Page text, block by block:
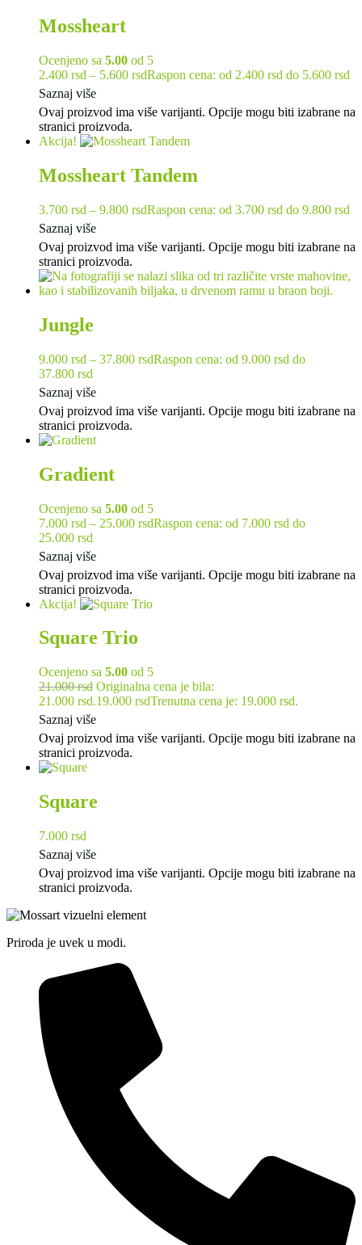
Mossheart
Ocenjeno sa 5.00 od 5
2.400 rsd – 5.600 rsdRaspon cena: od 2.400 rsd do 5.600 rsd
Saznaj više
Ovaj proizvod ima više varijanti. Opcije mogu biti izabrane na
stranici proizvoda.
Akcija!
Mossheart Tandem
3.700 rsd – 9.800 rsdRaspon cena: od 3.700 rsd do 9.800 rsd
Saznaj više
Ovaj proizvod ima više varijanti. Opcije mogu biti izabrane na
stranici proizvoda.
Jungle
9.000 rsd – 37.800 rsdRaspon cena: od 9.000 rsd do
37.800 rsd
Saznaj više
Ovaj proizvod ima više varijanti. Opcije mogu biti izabrane na
stranici proizvoda.
Gradient
Ocenjeno sa 5.00 od 5
7.000 rsd – 25.000 rsdRaspon cena: od 7.000 rsd do
25.000 rsd
Saznaj više
Ovaj proizvod ima više varijanti. Opcije mogu biti izabrane na
stranici proizvoda.
Akcija!
Square Trio
Ocenjeno sa 5.00 od 5
21.000rsd Originalna cena je bila:
21.000 rsd.19.000 rsdTrenutna cena je: 19.000 rsd.
Saznaj više
Ovaj proizvod ima više varijanti. Opcije mogu biti izabrane na
stranici proizvoda.
Square
7.000 rsd
Saznaj više
Ovaj proizvod ima više varijanti. Opcije mogu biti izabrane na
stranici proizvoda.
Priroda je uvek u modi.